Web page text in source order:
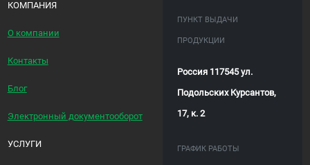
КОМПАНИЯ
О компании
Контакты
Блог
Электронный документооборот
УСЛУГИ
ПУНКТ ВЫДАЧИ
ПРОДУКЦИИ
Россия 117545 ул.
Подольских Курсантов,
17, к. 2
ГРАФИК РАБОТЫ